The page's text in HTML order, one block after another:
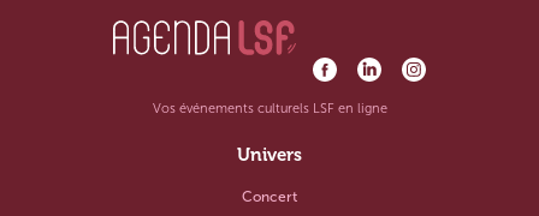
Vos événements culturels LSF en ligne
Univers
Concert